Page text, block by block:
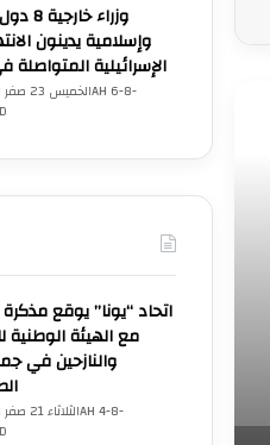
رابطةُ
وزراء
وإسلامية يدينون
الإسرائيلية
اتحاد “يونا” يوقع
مع الهيئة الوطنية
والنازحين في